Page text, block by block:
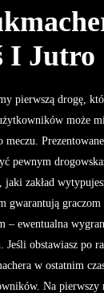
I Jutro
pierwszą drogę,
może
meczu.
pewnym
zakład
gwarantują
– ewentualna
obstawiasz po
w ostatnim
Na pierwszy